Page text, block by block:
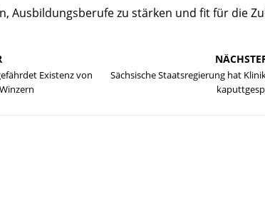
Ausbildungsberufe zu stärken und fit für die
Existenz von
Sächsische Staatsregierung hat